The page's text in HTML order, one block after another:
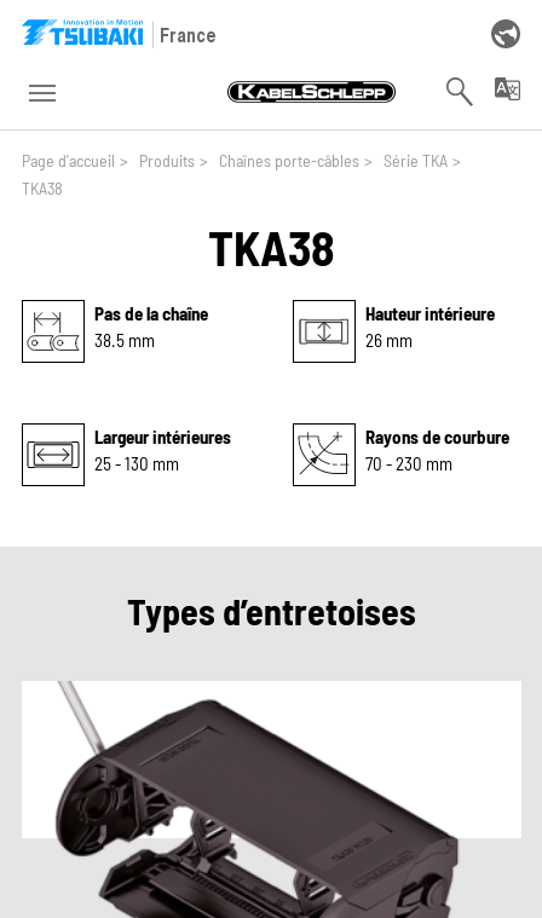
Skip to main navigation
Skip to main content
Skip to page footer
France
Page d'accueil > Produits > Chaînes porte-câbles > Série TKA >
TKA38
TKA38
Pas de la chaîne
38.5 mm
Hauteur intérieure
26 mm
Largeur intérieures
25 - 130 mm
Rayons de courbure
70 - 230 mm
Types d’entretoises